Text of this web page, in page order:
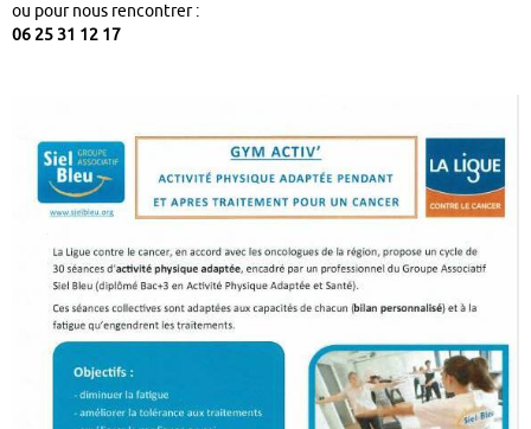
ou pour nous rencontrer :
06 25 31 12 17